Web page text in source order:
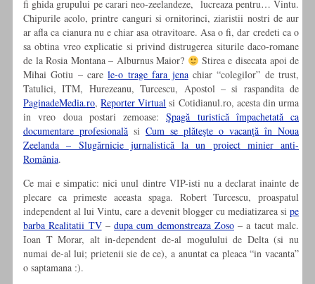
fi ghida grupului pe carari neo-zeelandeze, lucreaza pentru… Vintu.
Chipurile acolo, printre canguri si ornitorinci, ziaristii nostri de aur
ar afla ca cianura nu e chiar asa otravitoare. Asa o fi, dar credeti ca o
sa obtina vreo explicatie si privind distrugerea siturile daco-romane
de la Rosia Montana – Alburnus Maior?
Stirea e disecata apoi de
Mihai Gotiu – carele-o trage fara jenachiar “colegilor” de trust,
Tatulici, ITM, Hurezeanu, Turcescu, Apostol – si raspandita de
PaginadeMedia.ro,Reporter Virtual si Cotidianul.ro, acesta din urma
in vreo doua postari zemoase:Şpagă turistică împachetată ca
documentare profesională si Cum se plăteşte o vacanţă în Noua
Zeelanda – Slugărnicie jurnalistică la un proiect minier anti-
România.
Ce mai e simpatic: nici unul dintre VIP-isti nu a declarat inainte de
plecare ca primeste aceasta spaga. Robert Turcescu, proaspatul
independent al lui Vintu, care a devenit blogger cu mediatizarea si pe
barba Realitatii TV–dupa cum demonstreaza Zoso– a tacut malc.
Ioan T Morar, alt in-dependent de-al mogulului de Delta (si nu
numai de-al lui; prietenii sie de ce), a anuntat ca pleaca “in vacanta”
o saptamana :).